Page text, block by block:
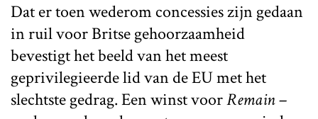
Dat er toen wederom concessies zijn gedaan
in ruil voor Britse gehoorzaamheid
bevestigt het beeld van het meest
geprivilegieerde lid van de EU met het
slechtste gedrag. Een winst voorRemain –